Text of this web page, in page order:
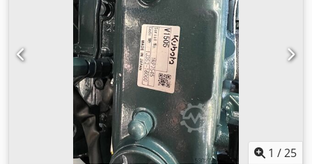
X-hod: 860 mm Y-hod: 560 mm Z-hod: 600 mm Čaura
vretena: SK 40 Opseg obrtaja: 0–10000 ob/min Brza
pomeranja X,Y,Z: 24,24,20 m/min Stezna površina stola:
1000x560 mm Broj alata u magazinu: 24 Snaga pogona
vretena (40% radnog ciklusa): 18,5 kW Težina: cca 6.500 kg
Tehnički podaci, oprema i opis mašine nisu obavezujući.
1 /25